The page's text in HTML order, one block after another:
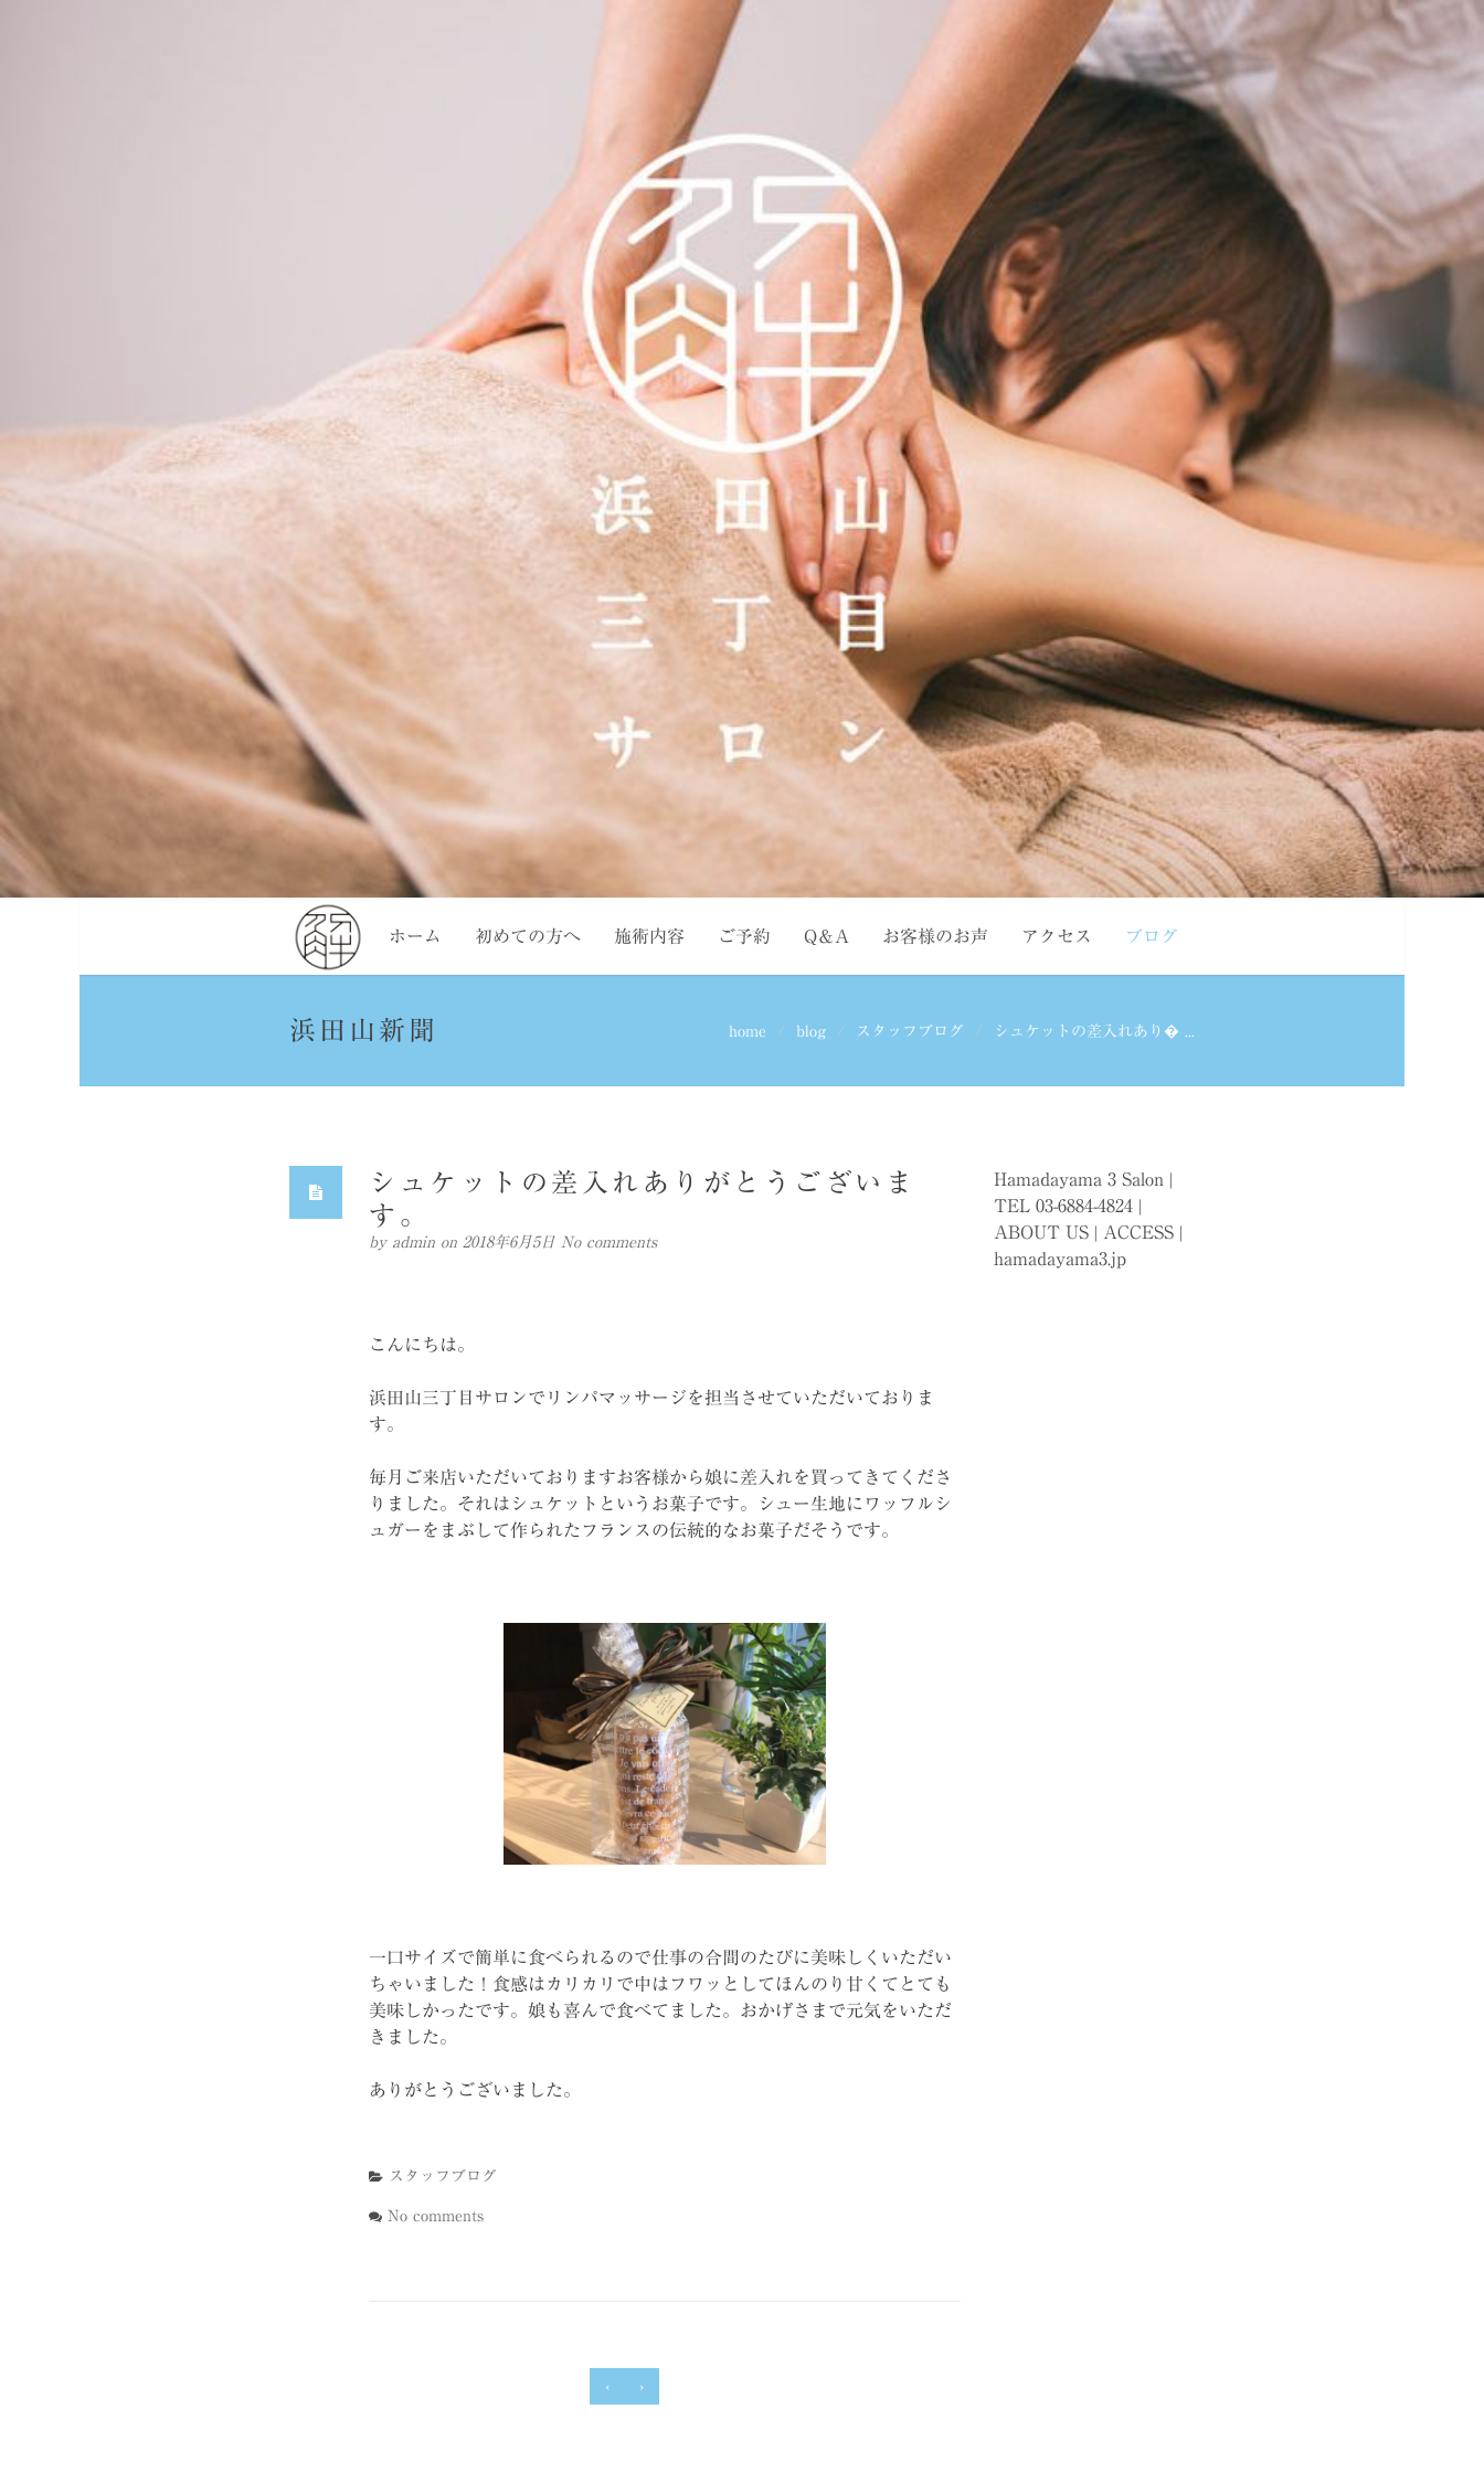
ホーム 初めての方へ 施術内容 ご予約 Q＆A お客様のお声 アクセス ブログ
浜田山新聞 home blog スタッフブログ シュケットの差入れあり� ...
シュケットの差入れありがとうございま
す。
by admin on 2018年6月5日 No comments
こんにちは。
浜田山三丁目サロンでリンパマッサージを担当させていただいておりま
す。
毎月ご来店いただいておりますお客様から娘に差入れを買ってきてくださ
りました。それはシュケットというお菓子です。シュー生地にワッフルシ
ュガーをまぶして作られたフランスの伝統的なお菓子だそうです。
一口サイズで簡単に食べられるので仕事の合間のたびに美味しくいただい
ちゃいました！食感はカリカリで中はフワッとしてほんのり甘くてとても
美味しかったです。娘も喜んで食べてました。おかげさまで元気をいただ
きました。
ありがとうございました。
スタッフブログ
No comments
‹ ›
Hamadayama 3 Salon |
TEL 03-6884-4824 |
ABOUT US| ACCESS|
hamadayama3.jp